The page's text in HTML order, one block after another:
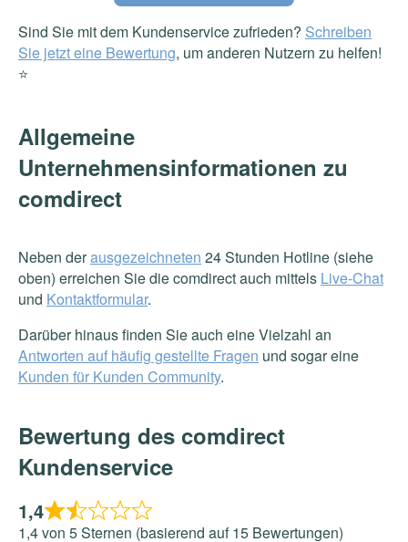
Sind Sie mit dem Kundenservice zufrieden? Schreiben
Sie jetzt eine Bewertung, um anderen Nutzern zu helfen!
⭐️
Allgemeine
Unternehmensinformationen zu
comdirect
Neben derausgezeichneten 24 Stunden Hotline (siehe
oben) erreichen Sie die comdirect auch mittels Live-Chat
und Kontaktformular.
Darüber hinaus finden Sie auch eine Vielzahl an
Antworten auf häufig gestellte Fragen und sogar eine
Kunden für Kunden Community.
Bewertung des comdirect
Kundenservice
1,4
1,4 von 5 Sternen (basierend auf 15 Bewertungen)